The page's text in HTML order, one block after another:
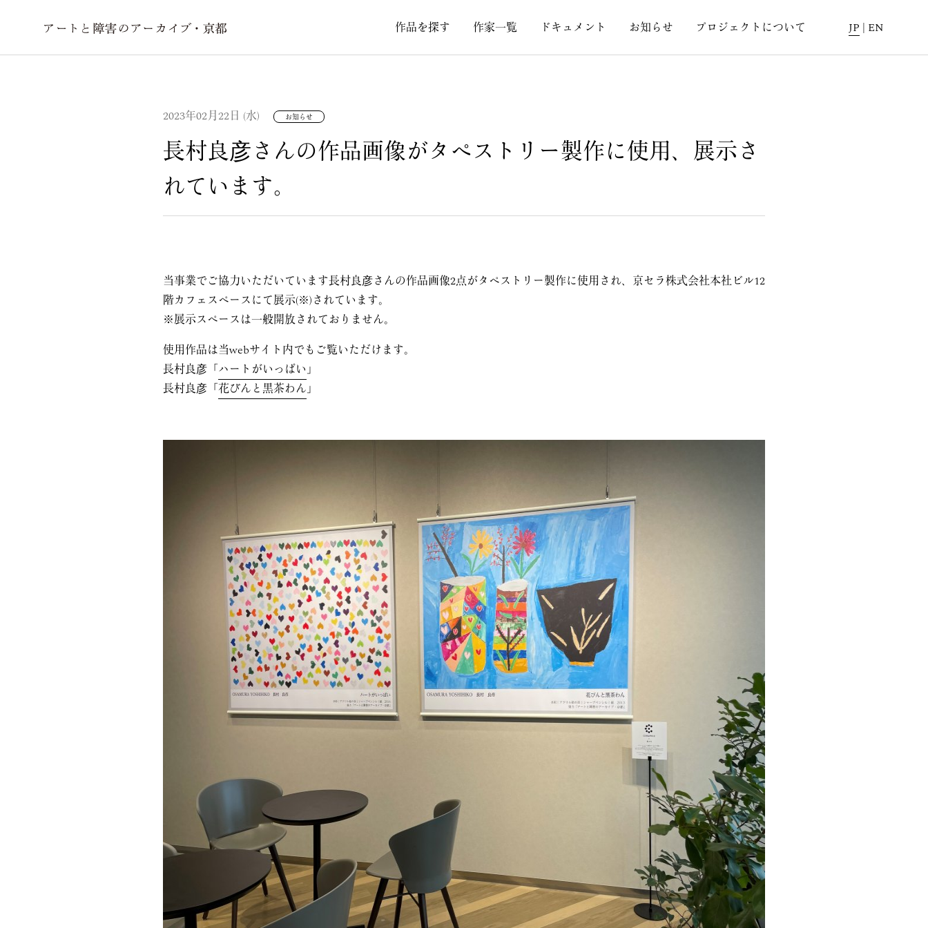
作品を探す 作家一覧 ドキュメント お知らせ プロジェクトについて JP | EN
2023年02月22日 (水) お知らせ
長村良彦さんの作品画像がタペストリー製作に使用、展示さ
れています。
当事業でご協力いただいています長村良彦さんの作品画像2点がタペストリー製作に使用され、京セラ株式会社本社ビル12
階カフェスペースにて展示(※)されています。
※展示スペースは一般開放されておりません。
使用作品は当webサイト内でもご覧いただけます。
長村良彦「ハートがいっぱい」
長村良彦「花びんと黒茶わん」